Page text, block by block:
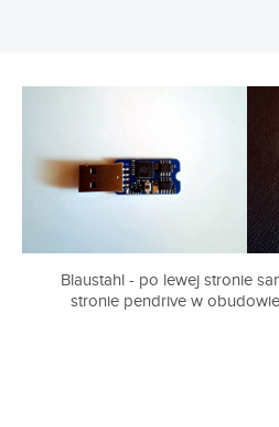
Blaustahl - po lewej stronie
stronie pendrive w